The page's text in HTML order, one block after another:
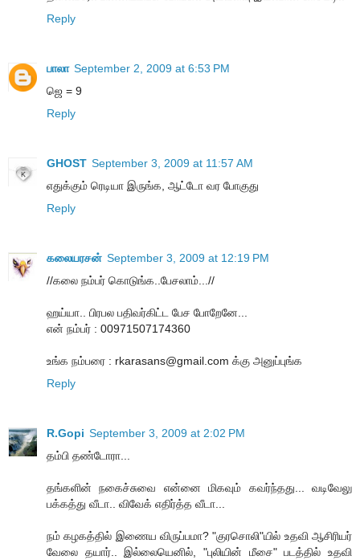
Reply
பாலா September 2, 2009 at 6:53 PM
ஜெ = 9
Reply
GHOST September 3, 2009 at 11:57 AM
எதுக்கும் ரெடியா இருங்க, ஆட்டோ வர போகுது
Reply
கலையரசன் September 3, 2009 at 12:19 PM
//கலை நம்பர் கொடுங்க..பேசலாம்...//
ஹய்யா.. பிரபல பதிவர்கிட்ட பேச போறேனே...
என் நம்பர் : 00971507174360
உங்க நம்பரை : rkarasans@gmail.com க்கு அனுப்புங்க
Reply
R.Gopi September 3, 2009 at 2:02 PM
தம்பி தண்டோரா...
தங்களின் நகைச்சுவை என்னை மிகவும் கவர்ந்தது... வடிவேலு
பக்கத்து வீடா.. விவேக் எதிர்த்த வீடா...
நம் கழகத்தில் இணைய விருப்பமா? "குரசொலி"யில் உதவி ஆசிரியர்
வேலை தயார்.. இல்லையெனில், "புலியின் மீசை" படத்தில் உதவி